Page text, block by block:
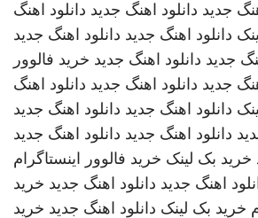
جدید دانلود اهنگ جدید دانلود اهنگ
دانلود اهنگ جدید دانلود اهنگ جدید
جدید دانلود اهنگ جدید خرید فالوور
جدید دانلود اهنگ جدید دانلود اهنگ
دانلود اهنگ جدید دانلود اهنگ جدید
دانلود اهنگ جدید دانلود اهنگ جدید
خرید بک لینک خرید فالوور اینستاگرام
اهنگ جدید دانلود اهنگ جدید خرید
خرید بک لینک دانلود اهنگ جدید خرید